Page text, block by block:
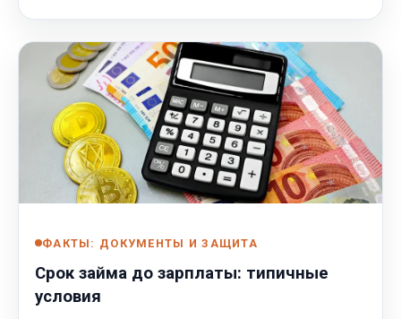
ФАКТЫ: ДОКУМЕНТЫ И ЗАЩИТА
Срок займа до зарплаты: типичные
условия